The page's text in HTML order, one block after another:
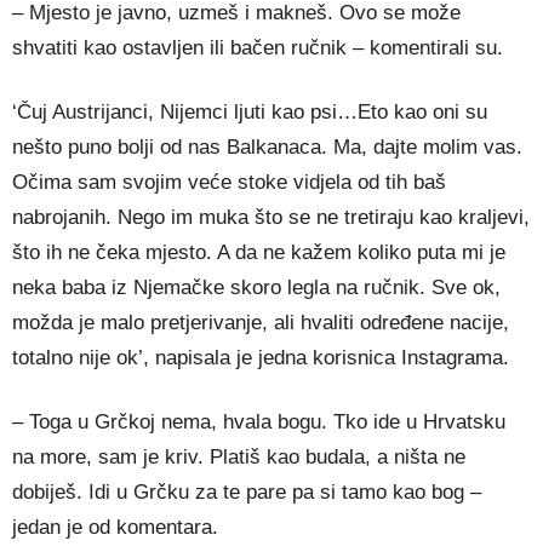
– Mjesto je javno, uzmeš i makneš. Ovo se može
shvatiti kao ostavljen ili bačen ručnik – komentirali su.
‘Čuj Austrijanci, Nijemci ljuti kao psi…Eto kao oni su
nešto puno bolji od nas Balkanaca. Ma, dajte molim vas.
Očima sam svojim veće stoke vidjela od tih baš
nabrojanih. Nego im muka što se ne tretiraju kao kraljevi,
što ih ne čeka mjesto. A da ne kažem koliko puta mi je
neka baba iz Njemačke skoro legla na ručnik. Sve ok,
možda je malo pretjerivanje, ali hvaliti određene nacije,
totalno nije ok’, napisala je jedna korisnica Instagrama.
– Toga u Grčkoj nema, hvala bogu. Tko ide u Hrvatsku
na more, sam je kriv. Platiš kao budala, a ništa ne
dobiješ. Idi u Grčku za te pare pa si tamo kao bog –
jedan je od komentara.